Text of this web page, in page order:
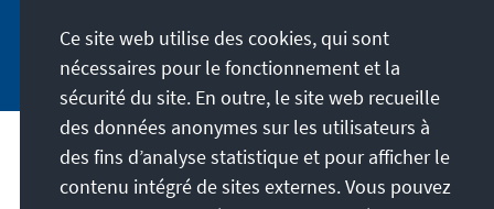
Jetzt abonnieren
Notre mission
Ce site web utilise des cookies, qui sont
nécessaires pour le fonctionnement et la
sécurité du site. En outre, le site web recueille
des données anonymes sur les utilisateurs à
des fins d’analyse statistique et pour afficher le
contenu intégré de sites externes. Vous pouvez